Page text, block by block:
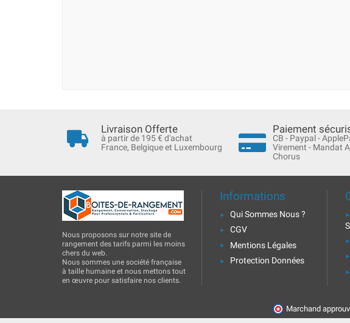
Livraison Offerte
à partir de 195 € d'achat
France, Belgique et Luxembourg
Paiement
CB - Paypal -
Virement - Mandat
Chorus
Nous proposons sur notre site de
rangement des tarifs parmi les moins
chers du web.
Nous sommes une société française
à taille humaine et nous mettons tout
en œuvre pour satisfaire nos clients.
Informations
Qui Sommes Nous ?
CGV
Mentions Légales
Protection Données
Marchand